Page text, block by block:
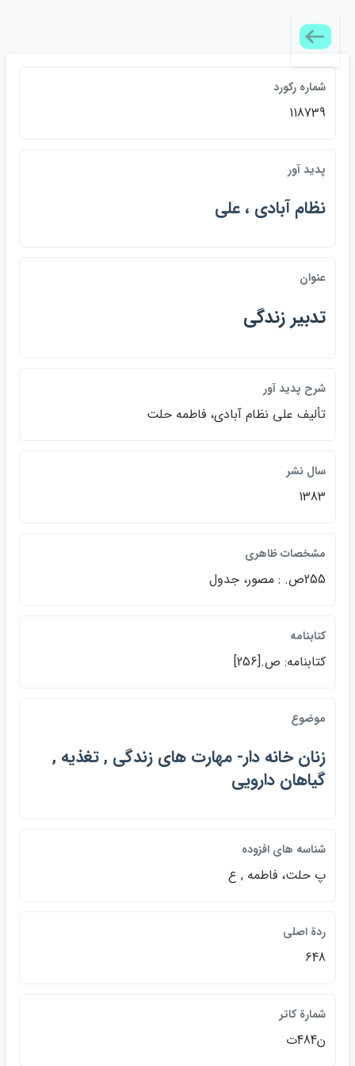
شماره ركورد
118739
پديد آور
نظام آبادي ، علي
عنوان
تدبير زندگي
شرح پديد آور
تأليف علي نظام آبادي، فاطمه حلت
سال نشر
1383
مشخصات ظاهري
255ص. : مصور، جدول
كتابنامه
كتابنامه: ص.[256]
موضوع
زنان خانه دار- مهارت هاي زندگي , تغذيه ,
گياهان دارويي
شناسه هاي افزوده
پ حلت، فاطمه , ع
ردة اصلي
648
شمارة كاتر
ن484ت